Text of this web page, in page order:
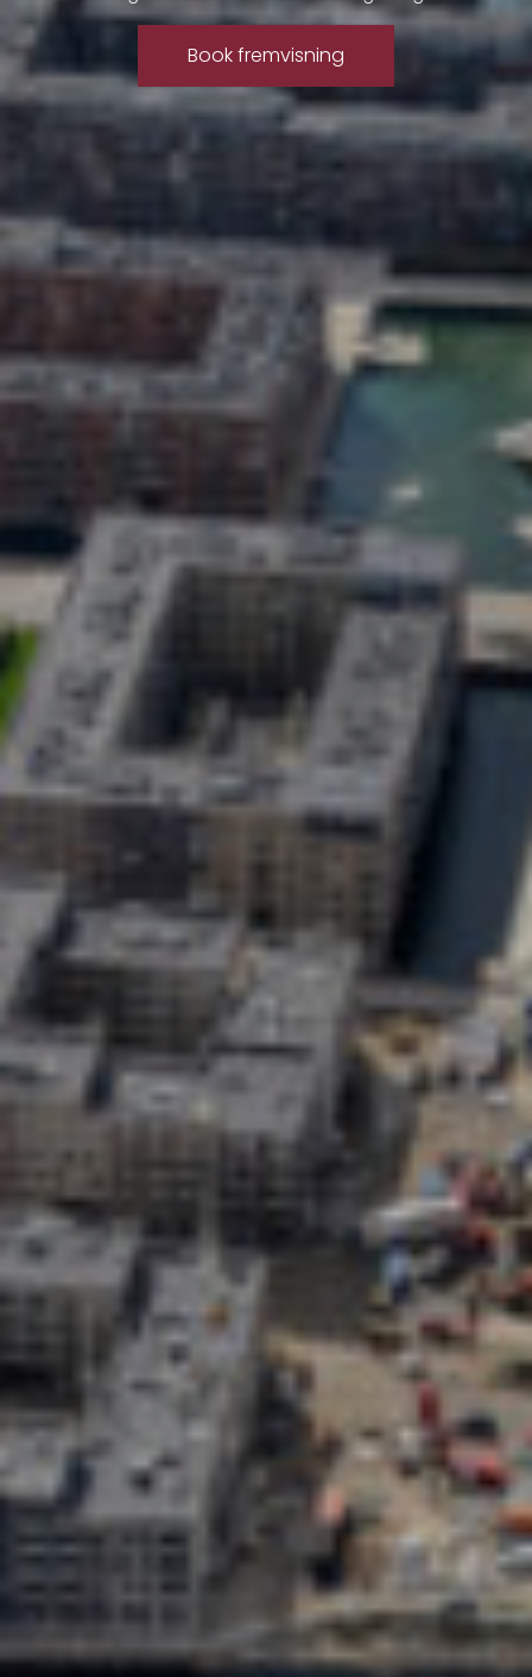
Book fremvisning